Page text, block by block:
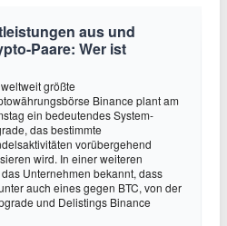
aus und
Paare: Wer ist
größte
Binance plant am
ein bedeutendes System-
das bestimmte
vorübergehend
wird. In einer weiteren
Unternehmen bekannt, dass
auch eines gegen BTC, von der
und Delistings Binance